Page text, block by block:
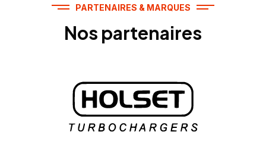
PARTENAIRES & MARQUES
Nos partenaires